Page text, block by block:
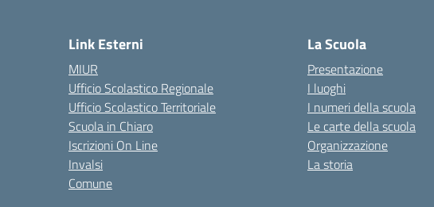
Link Esterni
MIUR
Ufficio Scolastico Regionale
Ufficio Scolastico Territoriale
Scuola in Chiaro
Iscrizioni On Line
Invalsi
Comune
La Scuola
Presentazione
I luoghi
I numeri della scuola
Le carte della scuola
Organizzazione
La storia